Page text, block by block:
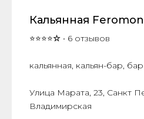
Кальянная
⭐⭐⭐⭐☆ • 6 отзывов
кальянная, кальян-бар, бар
​Улица Марата, 23, Санкт
Владимирская